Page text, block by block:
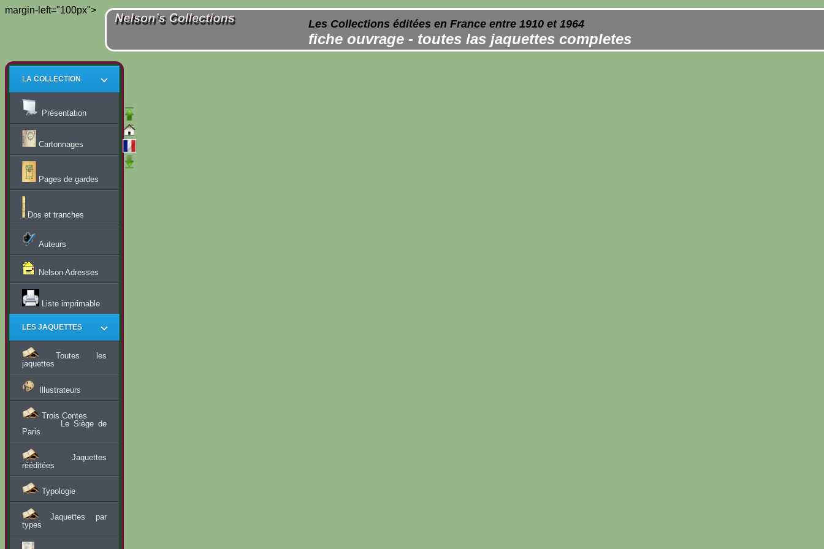
margin-left="100px">
Les Collections éditées en France entre 1910 et 1964
fiche ouvrage - toutes las jaquettes completes
LA COLLECTION
Présentation
Cartonnages
Pages de gardes
Dos et tranches
Auteurs
Nelson Adresses
Liste imprimable
LES JAQUETTES
Toutes les
jaquettes
Illustrateurs
Trois Contes
Le Siège de
Paris
Jaquettes
rééditées
Typologie
Jaquettes par
types